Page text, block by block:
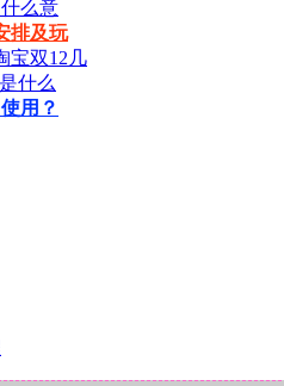
么意
排及玩
宝双12几
什么
用？